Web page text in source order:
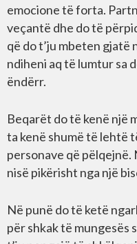
emocione të forta.
veçantë dhe do të
që do t’ju mbeten gjatë
ndiheni aq të lumtur sa
ëndërr.
Beqarët do të kenë një
ta kenë shumë të lehtë
personave që
nisë pikërisht nga një
Në punë do të ketë
për shkak të mungesës